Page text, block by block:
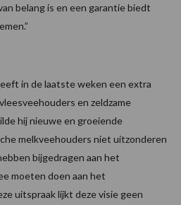
belang is en een garantie biedt
in de laatste weken een extra
en zeldzame
hij nieuwe en groeiende
melkveehouders niet uitzonderen
bijgedragen aan het
moeten doen aan het
uitspraak lijkt deze visie geen